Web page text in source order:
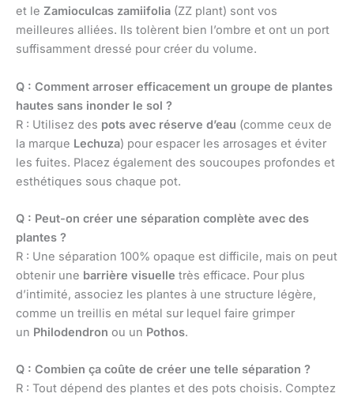
et le Zamioculcas zamiifolia (ZZ plant) sont vos
meilleures alliées. Ils tolèrent bien l’ombre et ont un port
suffisamment dressé pour créer du volume.
Q : Comment arroser efficacement un groupe de plantes
hautes sans inonder le sol ?
R : Utilisez des pots avec réserve d’eau (comme ceux de
la marque Lechuza) pour espacer les arrosages et éviter
les fuites. Placez également des soucoupes profondes et
esthétiques sous chaque pot.
Q : Peut-on créer une séparation complète avec des
plantes ?
R : Une séparation 100% opaque est difficile, mais on peut
obtenir une barrière visuelle très efficace. Pour plus
d’intimité, associez les plantes à une structure légère,
comme un treillis en métal sur lequel faire grimper
un Philodendron ou un Pothos.
Q : Combien ça coûte de créer une telle séparation ?
R : Tout dépend des plantes et des pots choisis. Comptez